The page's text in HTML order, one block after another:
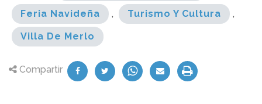
Feria Navideña , Turismo Y Cultura ,
Villa De Merlo
Compartir